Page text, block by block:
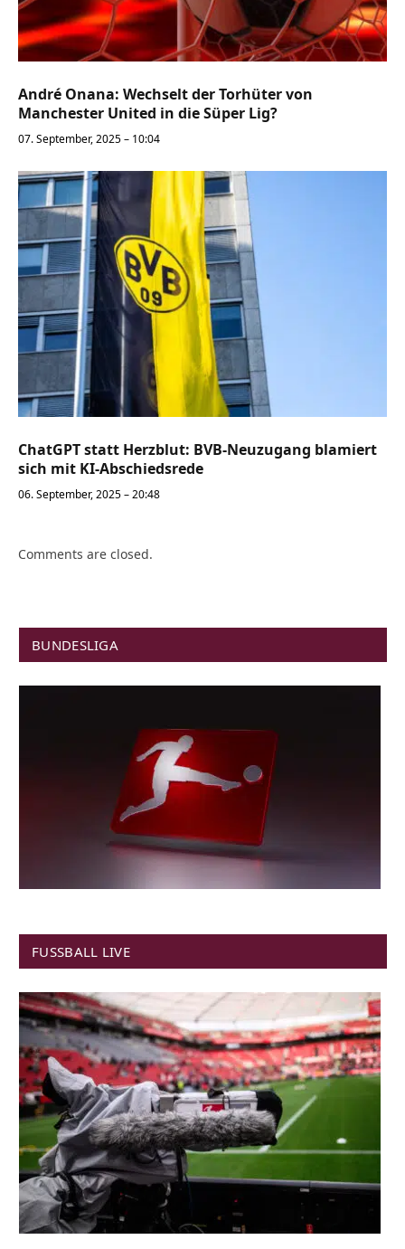
André Onana: Wechselt der Torhüter von
Manchester United in die Süper Lig?
07. September, 2025 – 10:04
ChatGPT statt Herzblut: BVB-Neuzugang blamiert
sich mit KI-Abschiedsrede
06. September, 2025 – 20:48
Comments are closed.
BUNDESLIGA
FUSSBALL LIVE